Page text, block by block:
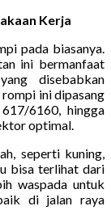
Kerja
pada biasanya.
ini bermanfaat
disebabkan
ini dipasang
6160, hingga
optimal.
seperti kuning,
bisa terlihat dari
waspada untuk
di jalan raya